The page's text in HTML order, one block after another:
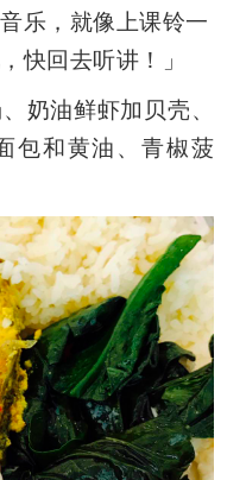
乐，就像上课铃一
快回去听讲！」
奶油鲜虾加贝壳、
包和黄油、青椒菠